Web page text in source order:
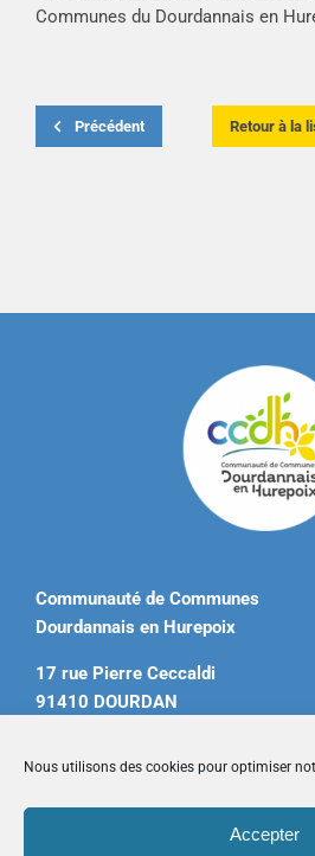
Nous utilisons des cookies pour optimiser
Accepter
Communes du Dourdannais en
Précédent Retour à la
Communauté de Communes
Dourdannais en Hurepoix
17 rue Pierre Ceccaldi
91410 DOURDAN
contact@ccdourdannais.com